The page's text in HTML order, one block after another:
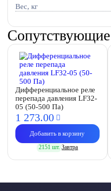
Вес, кг
Дифференциальное реле
перепада давления LF32-
05 (50-500 Па)
1 273.00
Добавить в корзину
2151 шт. Завтра